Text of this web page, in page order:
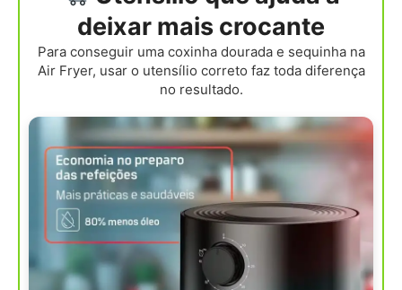
deixar mais crocante
Para conseguir uma coxinha dourada e sequinha na
Air Fryer, usar o utensílio correto faz toda diferença
no resultado.